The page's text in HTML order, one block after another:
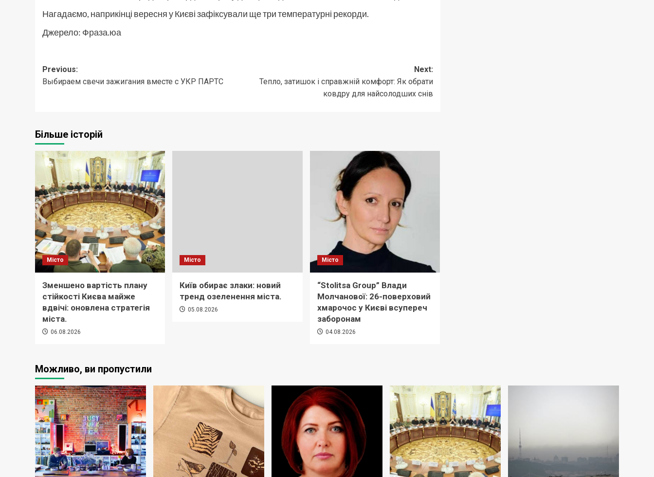
Нагадаємо, наприкінці вересня у Києві зафіксували ще три температурні рекорди.
Джерело: Фраза.юа
Post
navigation
Previous:
Выбираем свечи зажигания вместе с УКР ПАРТС
Next:
Тепло, затишок і справжній комфорт: Як обрати
ковдру для найсолодших снів
Більше історій
Місто
Зменшено вартість плану
стійкості Києва майже
вдвічі: оновлена стратегія
міста.
06.08.2026
Місто
Київ обирає злаки: новий
тренд озеленення міста.
05.08.2026
Місто
“Stolitsa Group” Влади
Молчанової: 26-поверховий
хмарочос у Києві всупереч
заборонам
04.08.2026
Можливо, ви пропустили